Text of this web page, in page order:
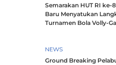
Semarakan HUT RI ke-
Baru Menyatukan
Turnamen Bola Volly-
NEWS
Ground Breaking